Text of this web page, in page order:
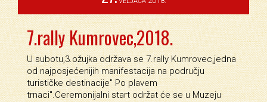
7.rally Kumrovec,2018.
U subotu,3.ožujka održava se 7.rally Kumrovec,jedna
od najposjećenijih manifestacija na području
turističke destinacije'' Po plavem
trnaci''.Ceremonijalni start održat će se u Muzeju